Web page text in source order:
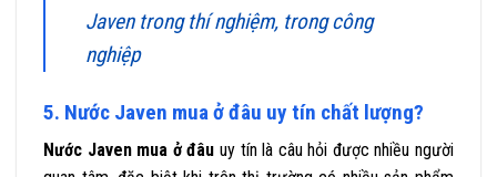
Javen trong thí nghiệm, trong công
nghiệp
5. Nước Javen mua ở đâu uy tín chất lượng?
Nước Javen mua ở đâu uy tín là câu hỏi được nhiều người